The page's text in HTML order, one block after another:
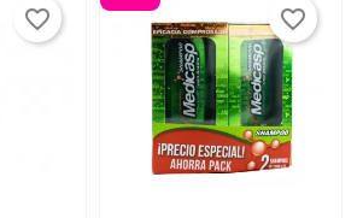
favorite_border favorite_border